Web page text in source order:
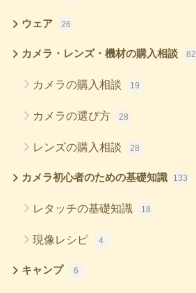
ウェア 26
カメラ・レンズ・機材の購入相談 82
カメラの購入相談 19
カメラの選び方 28
レンズの購入相談 28
カメラ初心者のための基礎知識 133
レタッチの基礎知識 18
現像レシピ 4
キャンプ 6